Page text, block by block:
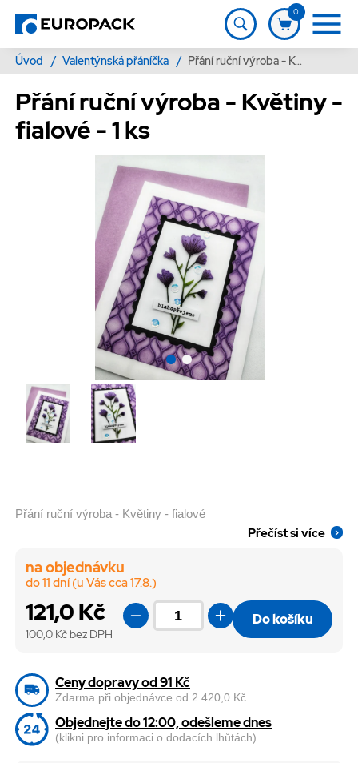
0
Úvod / Valentýnská přáníčka / Přání ruční výroba - Květiny - fialové - 1 ks
Přání ruční výroba - Květiny -
fialové - 1 ks
Přání ruční výroba - Květiny - fialové
Přečíst si více
121,0 Kč
100,0 Kč bez DPH
na objednávku
do 11 dní (u Vás cca 17.8.)
Do košíku
Ceny dopravy od 91 Kč
Zdarma při objednávce od 2 420,0 Kč
Objednejte do 12:00, odešleme dnes
(klikni pro informaci o dodacích lhůtách)